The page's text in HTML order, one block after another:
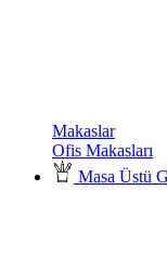
Makaslar
Ofis Makasları
Masa Üstü